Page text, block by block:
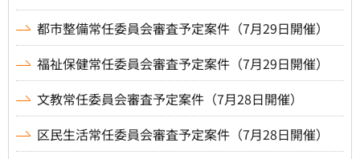
都市整備常任委員会審査予定案件（7月29日開催）
福祉保健常任委員会審査予定案件（7月29日開催）
文教常任委員会審査予定案件（7月28日開催）
区民生活常任委員会審査予定案件（7月28日開催）